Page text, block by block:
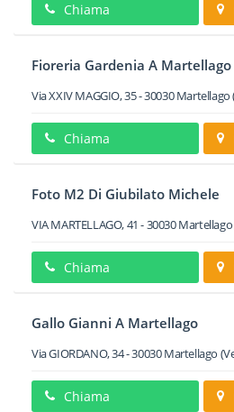
Chiama
Fioreria Gardenia A Martellago
Via XXIV MAGGIO, 35-30030 Martellago
Chiama
Foto M2 Di Giubilato Michele
VIA MARTELLAGO, 41 -30030Martellago
Chiama
Gallo Gianni A Martellago
Via GIORDANO, 34-30030Martellago
Chiama